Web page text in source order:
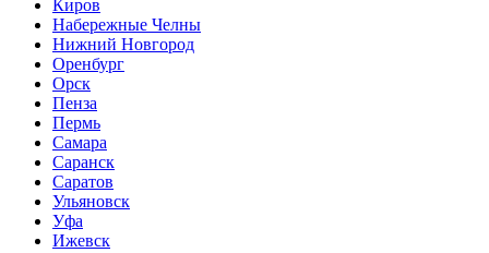
Киров
Набережные Челны
Нижний Новгород
Оренбург
Орск
Пенза
Пермь
Самара
Саранск
Саратов
Ульяновск
Уфа
Ижевск